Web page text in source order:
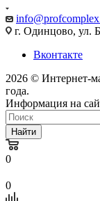
г. Одинцово, ул.
Вконтакте
2026 © Интернет-
года.
Информация на
Найти
0
0